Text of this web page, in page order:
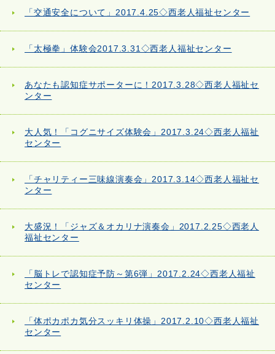
「交通安全について」2017.4.25◇西老人福祉センター
「太極拳」体験会2017.3.31◇西老人福祉センター
あなたも認知症サポーターに！2017.3.28◇西老人福祉セ
ンター
大人気！「コグニサイズ体験会」2017.3.24◇西老人福祉
センター
「チャリティー三味線演奏会」2017.3.14◇西老人福祉セ
ンター
大盛況！「ジャズ＆オカリナ演奏会」2017.2.25◇西老人
福祉センター
「脳トレで認知症予防～第6弾」2017.2.24◇西老人福祉
センター
「体ポカポカ気分スッキリ体操」2017.2.10◇西老人福祉
センター